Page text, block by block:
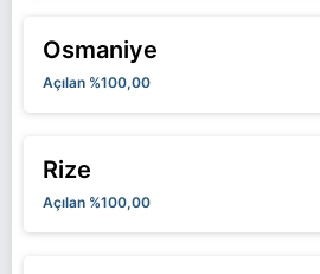
Osmaniye
Açılan %100,00
Rize
Açılan %100,00